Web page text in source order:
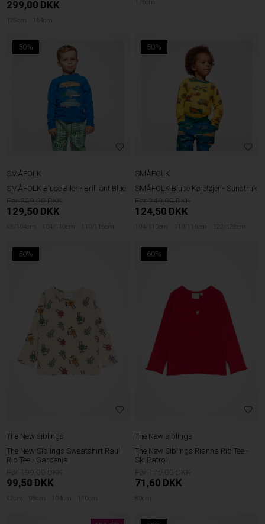
299,00 DKK
128cm 164cm
176cm
50%
SMÅFOLK
SMÅFOLK Bluse Biler - Brilliant Blue
259,00
129,50 DKK
98/104cm 104/110cm 110/116cm
50%
SMÅFOLK
SMÅFOLK Bluse Køretøjer - Sunstruk
249,00
124,50 DKK
104/110cm 110/116cm 122/128cm
50%
The New siblings
The New Siblings Sweatshirt Raul
Rib Tee - Gardenia
199,00
99,50 DKK
92cm 98cm 104cm 110cm
60%
The New siblings
The New Siblings Rianna Rib Tee -
Ski Patrol
179,00
71,60 DKK
80cm